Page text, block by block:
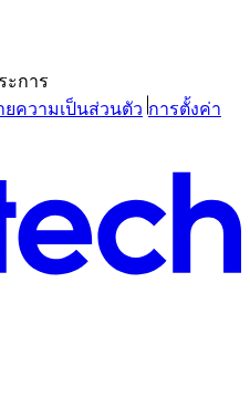
ะการ
ยความเป็นส่วนตัว การตั้งค่า